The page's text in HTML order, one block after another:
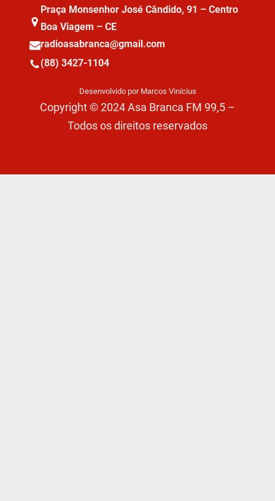
Praça Monsenhor José Cândido, 91 – Centro
Boa Viagem – CE
radioasabranca@gmail.com
(88) 3427-1104
Desenvolvido por Marcos Vinícius
Copyright © 2024 Asa Branca FM 99,5 –
Todos os direitos reservados